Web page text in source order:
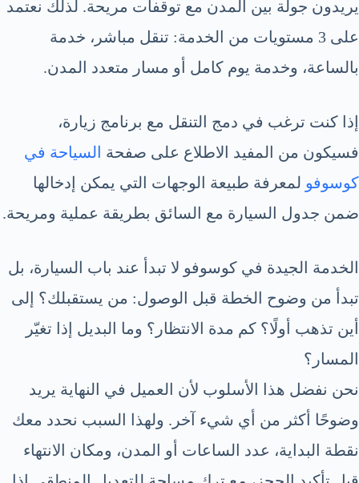
يريدون جولة بين المدن مع توقفات مريحة. لذلك نعتمد
على 3 مستويات من الخدمة: تنقل مباشر، خدمة
بالساعة، وخدمة يوم كامل أو مسار متعدد المدن.
إذا كنت ترغب في دمج التنقل مع برنامج زيارة،
فسيكون من المفيد الاطلاع على صفحة السياحة في
كوسوفو لمعرفة طبيعة الوجهات التي يمكن إدخالها
ضمن جدول السيارة مع السائق بطريقة عملية ومريحة.
الخدمة الجيدة في كوسوفو لا تبدأ عند باب السيارة، بل
تبدأ من وضوح الخطة قبل الوصول: من يستقبلك؟ إلى
أين تذهب أولًا؟ كم مدة الانتظار؟ وما البديل إذا تغيّر
المسار؟
نحن نفضل هذا الأسلوب لأن العميل في النهاية يريد
وضوحًا أكثر من أي شيء آخر. ولهذا السبب نحدد معك
نقطة البداية، عدد الساعات أو المدن، ومكان الانتهاء